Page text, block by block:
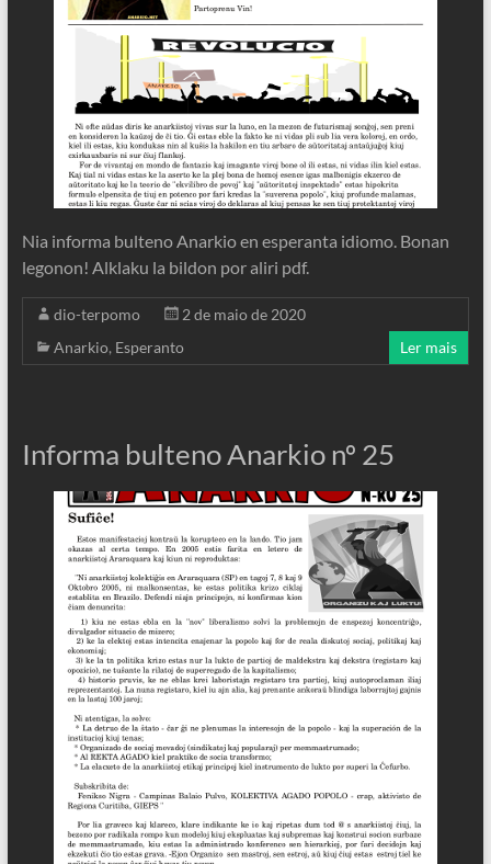
Nia informa bulteno Anarkio en esperanta idiomo. Bonan
legonon! Alklaku la bildon por aliri pdf.
dio-terpomo
2 de maio de 2020
Anarkio, Esperanto Ler mais
Informa bulteno Anarkio nº 25